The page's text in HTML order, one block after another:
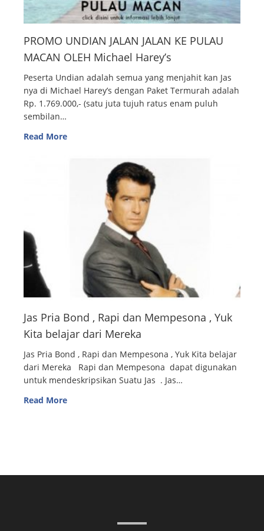
PROMO UNDIAN JALAN JALAN KE PULAU
MACAN OLEH Michael Harey’s
Peserta Undian adalah semua yang menjahit kan Jas
nya di Michael Harey’s dengan Paket Termurah adalah
Rp. 1.769.000,- (satu juta tujuh ratus enam puluh
sembilan…
Read More
Jas Pria Bond , Rapi dan Mempesona , Yuk
Kita belajar dari Mereka
Jas Pria Bond , Rapi dan Mempesona , Yuk Kita belajar
dari Mereka Rapi dan Mempesona dapat digunakan
untuk mendeskripsikan Suatu Jas . Jas…
Read More